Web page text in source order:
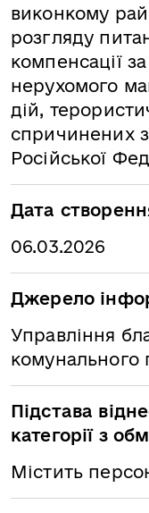
виконкому
розгляду
компенсації
нерухомого
дій,
спричинених
Російської
Дата
06.03.2026
Джерело
Управління
комунального
Підстава
категорії з
Містить